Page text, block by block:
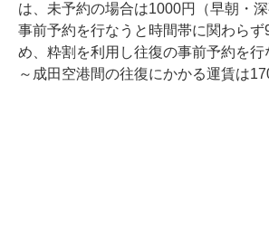
は、未予約の場合は1000円（早朝・深
事前予約を行なうと時間帯に関わらず
め、粋割を利用し往復の事前予約を
～成田空港間の往復にかかる運賃は